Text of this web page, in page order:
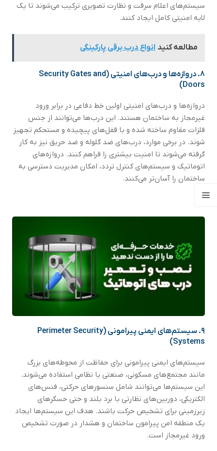
سیستم‌های اعلام سرقت و نظارت تصویری ترکیب می‌شوند تا یک
لایه امنیتی کامل ایجاد کنند.
مطالعه کنید انواع درب برقی پارکینگی
۸.
دروازه‌ها و درب‌های امنیتی (Security Gates and
Doors)
دروازه‌ها و درب‌های امنیتی اولین خط دفاعی در برابر ورود
غیرمجاز به ساختمان هستند. این درب‌ها می‌توانند از جنس
فلزات مقاوم ساخته شده و با قفل‌های پیچیده و مستحکم تجهیز
شوند. در برخی موارد، درب‌های ضد گلوله و ضد حریق نیز به کار
گرفته می‌شوند تا امنیت بیشتری را فراهم کنند. دروازه‌های
اتوماتیک و سیستم‌های کنترل تردد، امکان مدیریت دسترسی به
ساختمان را آسان‌تر می‌کنند.
۹.
سیستم‌های ایمنی پیرامونی (Perimeter Security
Systems)
سیستم‌های ایمنی پیرامونی برای حفاظت از محوطه‌های بزرگ
مانند مجتمع‌های مسکونی، صنعتی یا نظامی استفاده می‌شوند.
این سیستم‌ها می‌توانند شامل سنسورهای حرکتی، فنس‌های
الکتریکی، دوربین‌های نظارتی با برد بلند و حتی حسگرهای
زیرزمینی برای تشخیص حرکت باشند. هدف این سیستم‌ها ایجاد
یک منطقه امن پیرامون ساختمان و هشدار در صورت تشخیص
ورود غیرمجاز است.